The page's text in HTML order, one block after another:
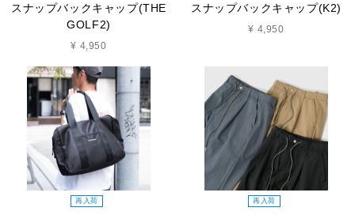
スナップバックキャップ(THE
GOLF2)
¥ 4,950
スナップバックキャップ(K2)
¥ 4,950
再入荷 再入荷